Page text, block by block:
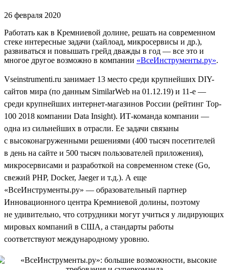
26 февраля 2020
Работать как в Кремниевой долине, решать на современном
стеке интересные задачи (хайлоад, микросервисы и др.),
развиваться и повышать грейд дважды в год — все это и
многое другое возможно в компании «ВсеИнструменты.ру».
Vseinstrumenti.ru занимает 13 место среди крупнейших DIY-
сайтов мира (по данным SimilarWeb на 01.12.19) и 11-е —
среди крупнейших интернет-магазинов России (рейтинг Top-
100 2018 компании Data Insight). ИТ-команда компании —
одна из сильнейших в отрасли. Ее задачи связаны
с высоконагруженными решениями (400 тысяч посетителей
в день на сайте и 500 тысяч пользователей приложения),
микросервисами и разработкой на современном стеке (Go,
свежий PHP, Docker, Jaeger и т.д.). А еще
«ВсеИнструменты.ру» — образовательный партнер
Инновационного центра Кремниевой долины, поэтому
не удивительно, что сотрудники могут учиться у лидирующих
мировых компаний в США, а стандарты работы
соответствуют международному уровню.